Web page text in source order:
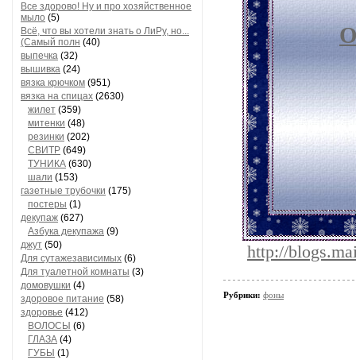
Все здорово! Ну и про хозяйственное
мыло (5)
Всё, что вы хотели знать о ЛиРу, но...
(Самый полн (40)
выпечка (32)
вышивка (24)
вязка крючком (951)
вязка на спицах (2630)
жилет (359)
митенки (48)
резинки (202)
СВИТР (649)
ТУНИКА (630)
шали (153)
газетные трубочки (175)
постеры (1)
декупаж (627)
Азбука декупажа (9)
джут (50)
Для сутажезависимых (6)
Для туалетной комнаты (3)
домовушки (4)
здоровое питание (58)
здоровье (412)
ВОЛОСЫ (6)
ГЛАЗА (4)
ГУБЫ (1)
http://
Рубрики: фоны